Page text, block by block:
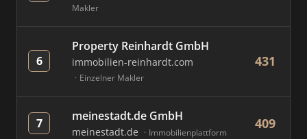
Makler
6
Property Reinhardt GmbH
immobilien-reinhardt.com
Einzelner Makler
431
7 meinestadt.de GmbH
meinestadt.de Immobilienplattform
409